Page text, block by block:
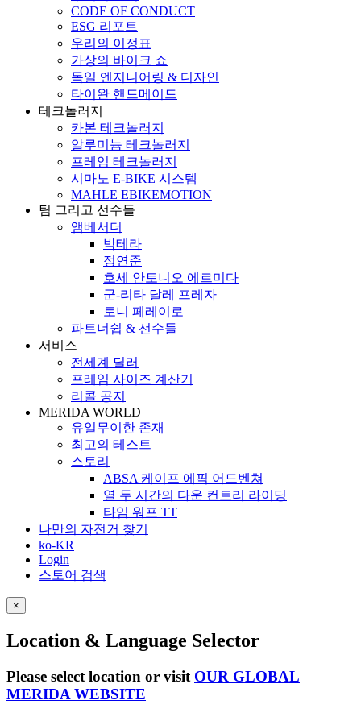
CODE OF CONDUCT
ESG 리포트
우리의 이정표
가상의 바이크 쇼
독일 엔지니어링 & 디자인
타이완 핸드메이드
테크놀러지
카본 테크놀러지
알루미늄 테크놀러지
프레임 테크놀러지
시마노 E-BIKE 시스템
MAHLE EBIKEMOTION
팀 그리고 선수들
앰베서더
박테라
정연준
호세 안토니오 에르미다
군-리타 달레 프레자
토니 페레이로
파트너쉽 & 선수들
서비스
전세계 딜러
프레임 사이즈 계산기
리콜 공지
MERIDA WORLD
유일무이한 존재
최고의 테스트
스토리
ABSA 케이프 에픽 어드벤쳐
열 두 시간의 다운 컨트리 라이딩
타임 워프 TT
나만의 자전거 찾기
ko-KR
Login
스토어 검색
×
Location & Language Selector
Please select location or visit OUR GLOBAL
MERIDA WEBSITE